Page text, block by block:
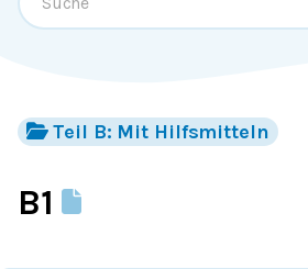
Teil B: Mit Hilfsmitteln
B1